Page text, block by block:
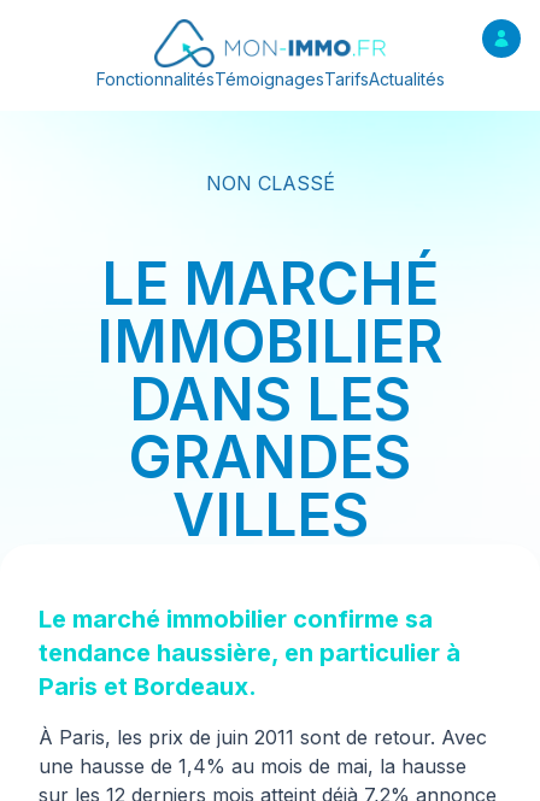
FonctionnalitésTémoignagesTarifsActualités
NON CLASSÉ
LE MARCHÉ
IMMOBILIER
DANS LES
GRANDES
VILLES
Le marché immobilier confirme sa
tendance haussière, en particulier à
Paris et Bordeaux.
À Paris, les prix de juin 2011 sont de retour. Avec
une hausse de 1,4% au mois de mai, la hausse
sur les 12 derniers mois atteint déjà 7,2% annonce